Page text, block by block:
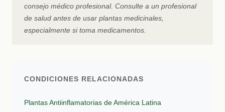
consejo médico profesional. Consulte a un profesional
de salud antes de usar plantas medicinales,
especialmente si toma medicamentos.
CONDICIONES RELACIONADAS
Plantas Antiinflamatorias de América Latina